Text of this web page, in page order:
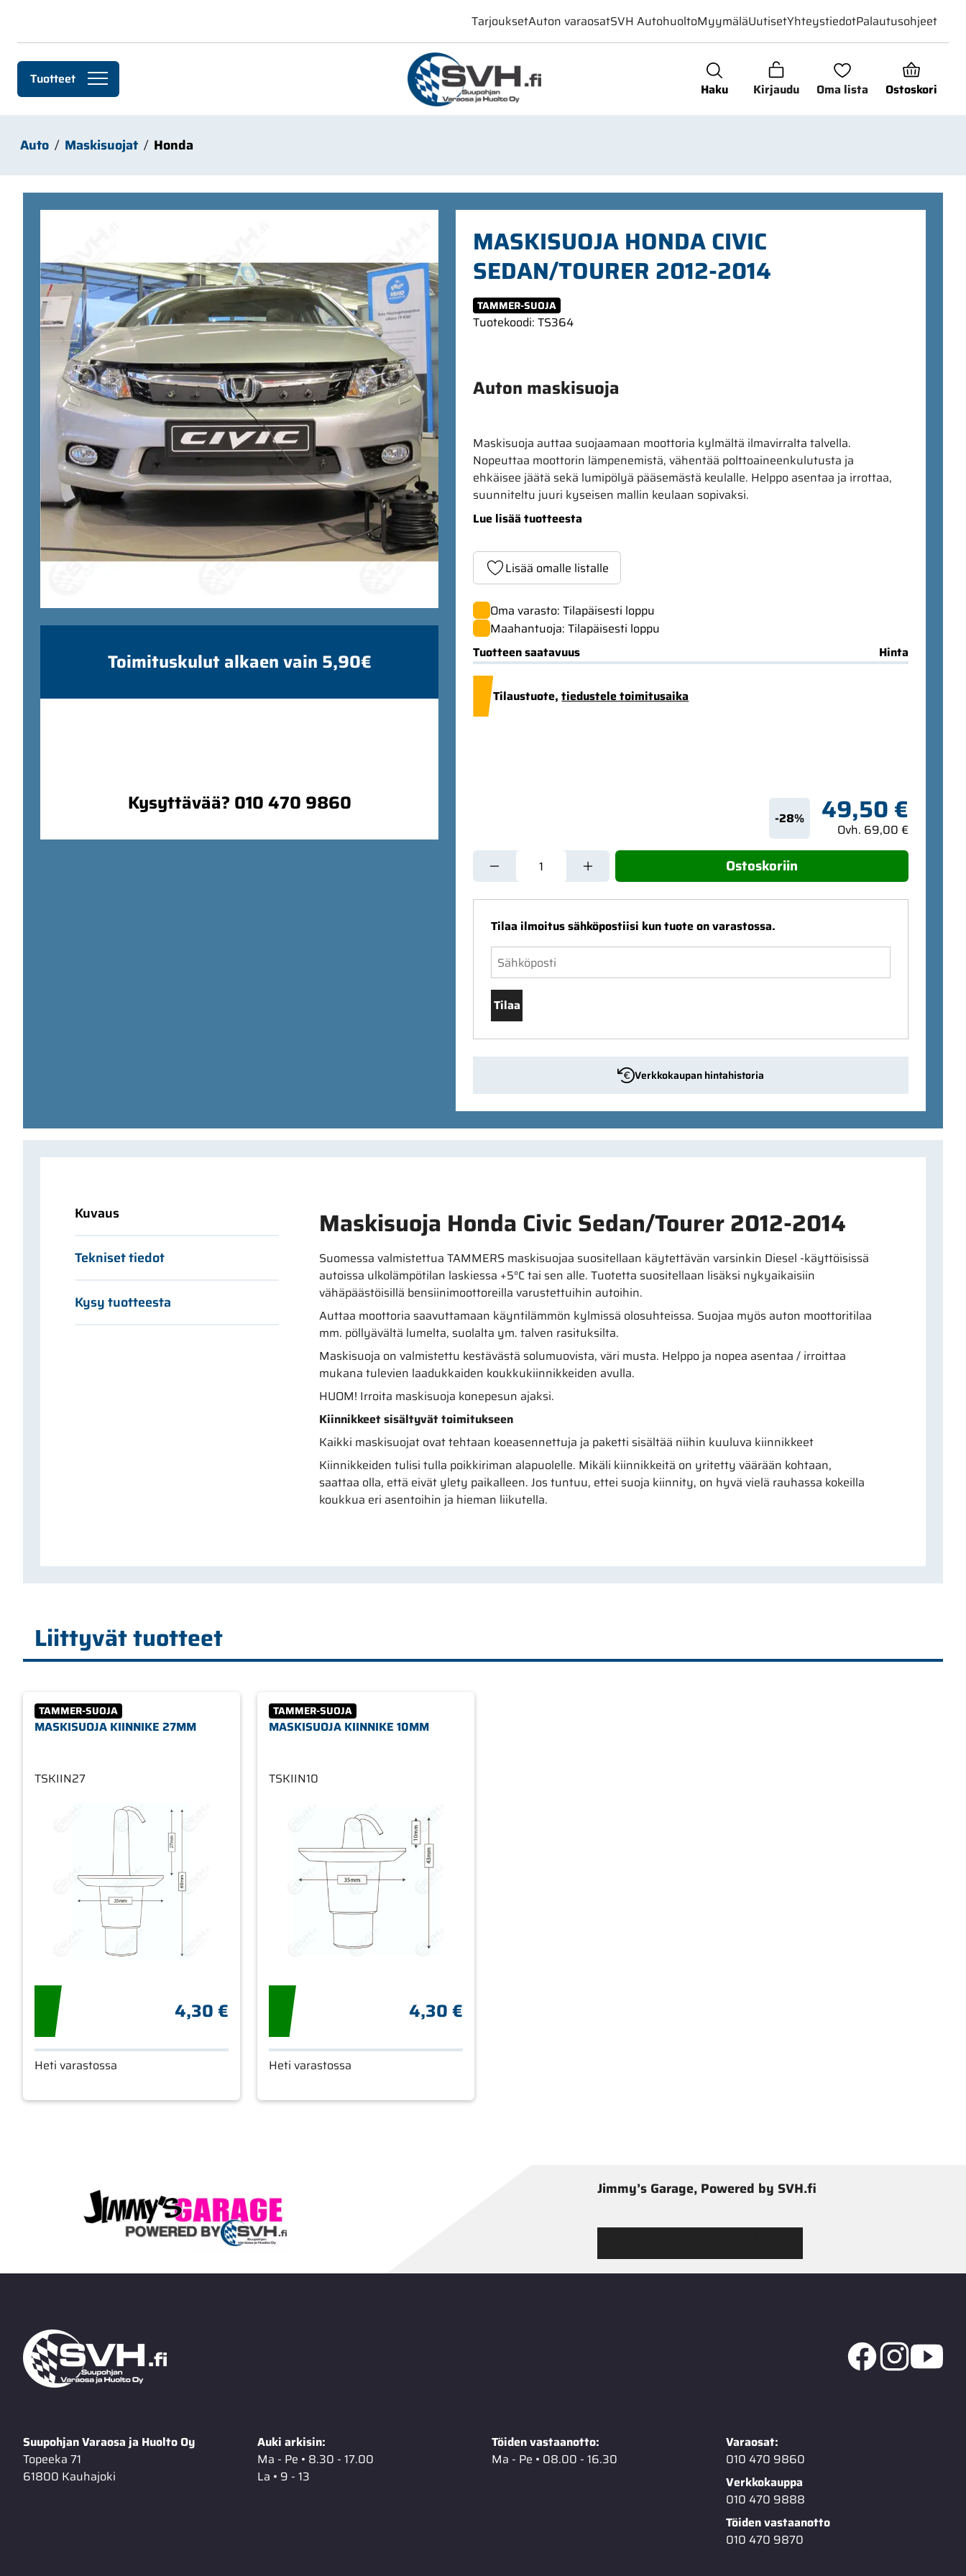
Haku Kirjaudu Oma lista Ostoskori
Tuotteet
TarjouksetAuton varaosatSVH AutohuoltoMyymäläUutisetYhteystiedotPalautusohjeet
Auto Maskisuojat Honda
MASKISUOJA HONDA CIVIC
SEDAN/TOURER 2012-2014
Ohita kuvat
TAMMER-SUOJA
Tuotekoodi: TS364
Auton maskisuoja
Maskisuoja auttaa suojaamaan moottoria kylmältä ilmavirralta talvella.
Nopeuttaa moottorin lämpenemistä, vähentää polttoaineenkulutusta ja
ehkäisee jäätä sekä lumipölyä pääsemästä keulalle. Helppo asentaa ja irrottaa,
suunniteltu juuri kyseisen mallin keulaan sopivaksi.
Lue lisää tuotteesta
Lisää omalle listalle
Oma varasto: Tilapäisesti loppu
Maahantuoja: Tilapäisesti loppu
Tuotteen saatavuus
Hinta
Tilaustuote,tiedustele toimitusaika
-28% 49,50 €
Ovh. 69,00 €
Ostoskoriin
Tilaa ilmoitus sähköpostiisi kun tuote on varastossa.
Tilaa
Verkkokaupan hintahistoria
Toimituskulut alkaen vain 5,90€
Kysyttävää? 010 470 9860
Kuvaus
Tekniset tiedot
Kysy tuotteesta
Maskisuoja Honda Civic Sedan/Tourer 2012-2014
Suomessa valmistettua TAMMERS maskisuojaa suositellaan käytettävän varsinkin Diesel -käyttöisissä
autoissa ulkolämpötilan laskiessa +5°C tai sen alle. Tuotetta suositellaan lisäksi nykyaikaisiin
vähäpäästöisillä bensiinimoottoreilla varustettuihin autoihin.
Auttaa moottoria saavuttamaan käyntilämmön kylmissä olosuhteissa. Suojaa myös auton moottoritilaa
mm. pöllyävältä lumelta, suolalta ym. talven rasituksilta.
Maskisuoja on valmistettu kestävästä solumuovista, väri musta. Helppo ja nopea asentaa / irroittaa
mukana tulevien laadukkaiden koukkukiinnikkeiden avulla.
HUOM! Irroita maskisuoja konepesun ajaksi.
Kiinnikkeet sisältyvät toimitukseen
Kaikki maskisuojat ovat tehtaan koeasennettuja ja paketti sisältää niihin kuuluva kiinnikkeet
Kiinnikkeiden tulisi tulla poikkiriman alapuolelle. Mikäli kiinnikkeitä on yritetty väärään kohtaan,
saattaa olla, että eivät ylety paikalleen. Jos tuntuu, ettei suoja kiinnity, on hyvä vielä rauhassa kokeilla
koukkua eri asentoihin ja hieman liikutella.
Liittyvät tuotteet
TAMMER-SUOJA
MASKISUOJA KIINNIKE 27MM
TSKIIN27
4,30 €
Heti varastossa
TAMMER-SUOJA
MASKISUOJA KIINNIKE 10MM
TSKIIN10
4,30 €
Heti varastossa
Jimmy’s Garage, Powered by SVH.fi
Suupohjan Varaosa ja Huolto Oy
Topeeka 71
61800 Kauhajoki
Auki arkisin:
Ma - Pe • 8.30 - 17.00
La • 9 - 13
Töiden vastaanotto:
Ma - Pe • 08.00 - 16.30
Varaosat:
010 470 9860
Verkkokauppa
010 470 9888
Töiden vastaanotto
010 470 9870